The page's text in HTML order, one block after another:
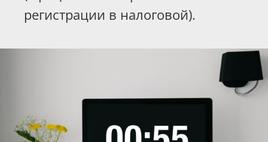
регистрации в налоговой).